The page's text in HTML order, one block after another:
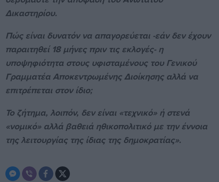
Δικαστηρίου.
Πώς είναι δυνατόν να απαγορεύεται -εάν δεν έχουν
παραιτηθεί 18 μήνες πριν τις εκλογές- η
υποψηφιότητα στους υφισταμένους του Γενικού
Γραμματέα Αποκεντρωμένης Διοίκησης αλλά να
επιτρέπεται στον ίδιο;
Το ζήτημα, λοιπόν, δεν είναι «τεχνικό» ή στενά
«νομικό» αλλά βαθειά ηθικοπολιτικό με την έννοια
της λειτουργίας της ίδιας της δημοκρατίας».